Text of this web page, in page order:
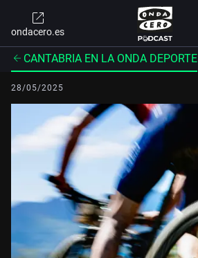
ondacero.es
CANTABRIA EN LA ONDA DEPORTE
28/05/2025